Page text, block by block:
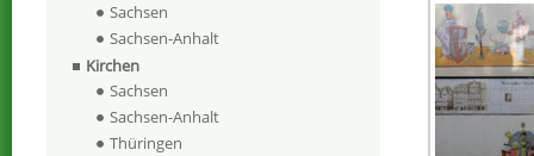
Sachsen
Sachsen-Anhalt
Kirchen
Sachsen
Sachsen-Anhalt
Thüringen